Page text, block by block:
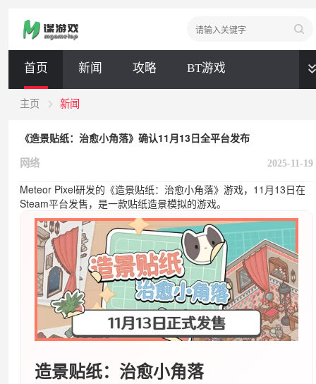
首页 新闻 攻略 BT游戏
全部
新闻 攻略 BT游戏
主页 新闻
《造景贴纸：治愈小角落》确认11月13日全平台发布
网络 2025-11-19
Meteor Pixel研发的《造景贴纸：治愈小角落》游戏，11月13日在
Steam平台发售，是一款贴纸造景模拟的游戏。
造景贴纸：治愈小角落